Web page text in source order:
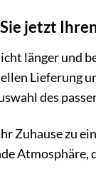
jetzt
länger und
Lieferung
des
Zuhause zu
Atmosphäre,